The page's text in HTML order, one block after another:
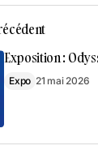
Exposition :
Expo 21 mai 2026